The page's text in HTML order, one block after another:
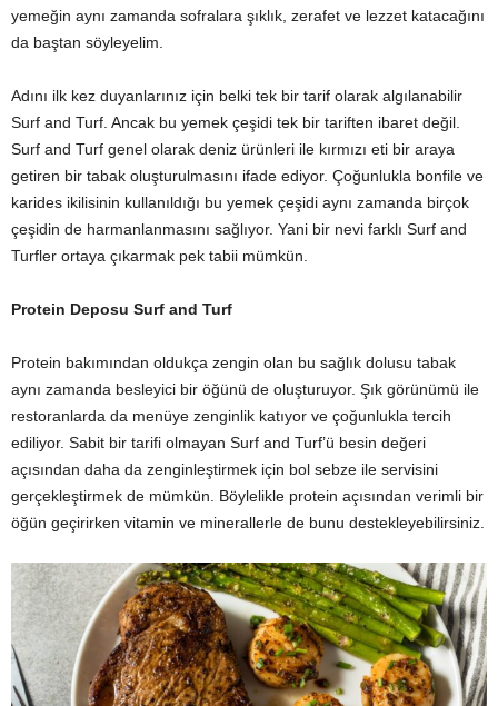
yemeğin aynı zamanda sofralara şıklık, zerafet ve lezzet katacağını
da baştan söyleyelim.
Adını ilk kez duyanlarınız için belki tek bir tarif olarak algılanabilir
Surf and Turf. Ancak bu yemek çeşidi tek bir tariften ibaret değil.
Surf and Turf genel olarak deniz ürünleri ile kırmızı eti bir araya
getiren bir tabak oluşturulmasını ifade ediyor. Çoğunlukla bonfile ve
karides ikilisinin kullanıldığı bu yemek çeşidi aynı zamanda birçok
çeşidin de harmanlanmasını sağlıyor. Yani bir nevi farklı Surf and
Turfler ortaya çıkarmak pek tabii mümkün.
Protein Deposu Surf and Turf
Protein bakımından oldukça zengin olan bu sağlık dolusu tabak
aynı zamanda besleyici bir öğünü de oluşturuyor. Şık görünümü ile
restoranlarda da menüye zenginlik katıyor ve çoğunlukla tercih
ediliyor. Sabit bir tarifi olmayan Surf and Turf’ü besin değeri
açısından daha da zenginleştirmek için bol sebze ile servisini
gerçekleştirmek de mümkün. Böylelikle protein açısından verimli bir
öğün geçirirken vitamin ve minerallerle de bunu destekleyebilirsiniz.